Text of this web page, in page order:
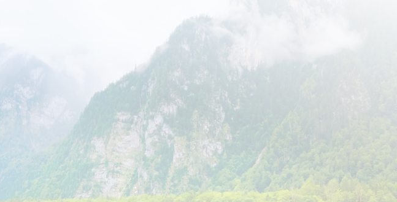
תאריכים ומחירים